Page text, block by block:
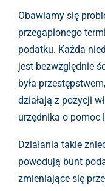
Obawiamy się
przegapionego
podatku. Każda
jest bezwzględnie
była
działają z pozycji
urzędnika o pomoc
Działania takie
powodują bunt
zmieniające się